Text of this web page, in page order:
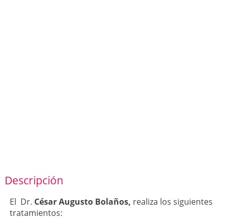
Descripción
El Dr. César Augusto Bolaños, realiza los siguientes
tratamientos: